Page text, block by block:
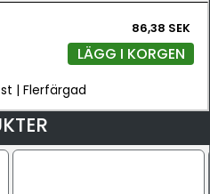
86,38 SEK
LÄGG I KORGEN
| Flerfärgad